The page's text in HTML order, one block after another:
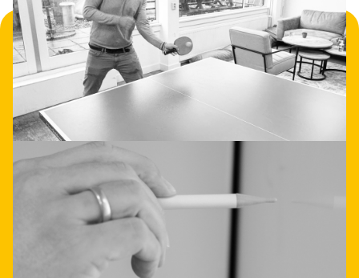
• Nieuwsgierig geworden?
Data- en
applicatieintegratie hoeft
niet ingewikkeld te zijn.
Laat je direct adviseren